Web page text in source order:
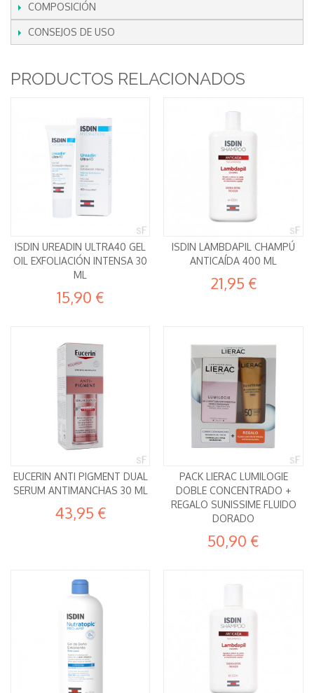
COMPOSICIÓN
CONSEJOS DE USO
PRODUCTOS RELACIONADOS
ISDIN UREADIN ULTRA40 GEL
OIL EXFOLIACIÓN INTENSA 30
ML
15,90 €
ISDIN LAMBDAPIL CHAMPÚ
ANTICAÍDA 400 ML
21,95 €
EUCERIN ANTI PIGMENT DUAL
SERUM ANTIMANCHAS 30 ML
43,95 €
PACK LIERAC LUMILOGIE
DOBLE CONCENTRADO +
REGALO SUNISSIME FLUIDO
DORADO
50,90 €